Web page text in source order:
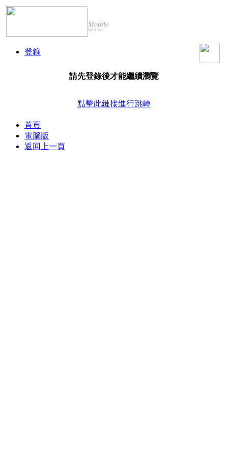
Mobile
Ver.1.3.0
登錄
請先登錄後才能繼續瀏覽
點擊此鏈接進行跳轉
首頁
電腦版
返回上一頁